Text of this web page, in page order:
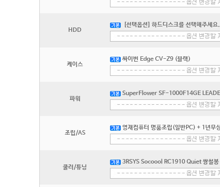
HDD
[선택옵션] 하드디스크를 선택해주세요.
케이스
싸이번 Edge CV-Z9 (블랙)
파워
SuperFlower SF-1000F14GE
조립/AS
영재컴퓨터 명품조립(일반PC) + 1년무
쿨러/튜닝
3RSYS Socoool RC1910 Quiet 쌍철